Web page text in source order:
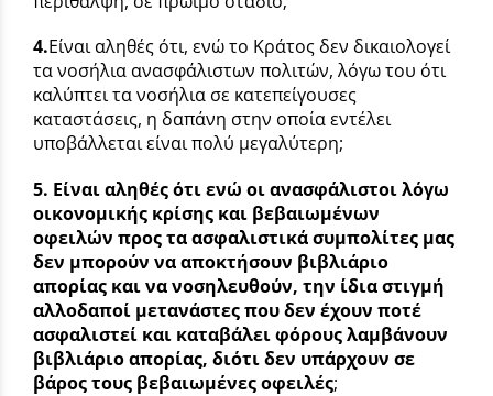
4.Είναι αληθές ότι, ενώ το Κράτος δεν δικαιολογεί
τα νοσήλια ανασφάλιστων πολιτών, λόγω του ότι
καλύπτει τα νοσήλια σε κατεπείγουσες
καταστάσεις, η δαπάνη στην οποία εντέλει
υποβάλλεται είναι πολύ μεγαλύτερη;
5. Είναι αληθές ότι ενώ οι ανασφάλιστοι λόγω
οικονομικής κρίσης και βεβαιωμένων
οφειλών προς τα ασφαλιστικά συμπολίτες μας
δεν μπορούν να αποκτήσουν βιβλιάριο
απορίας και να νοσηλευθούν, την ίδια στιγμή
αλλοδαποί μετανάστες που δεν έχουν ποτέ
ασφαλιστεί και καταβάλει φόρους λαμβάνουν
βιβλιάριο απορίας, διότι δεν υπάρχουν σε
βάρος τους βεβαιωμένες οφειλές;